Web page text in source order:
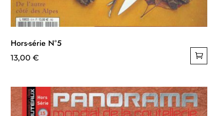
Hors-série N°5
13,00€